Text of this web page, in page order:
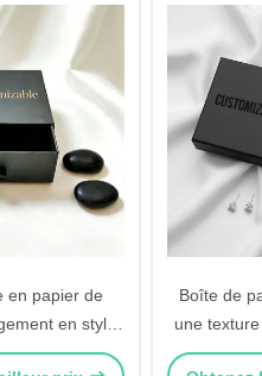
en papier de
en style
en velours et
Boîte de
une texture
de